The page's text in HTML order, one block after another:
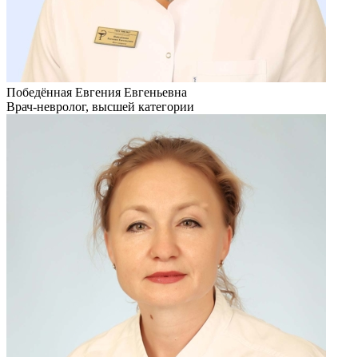
Победённая Евгения Евгеньевна
Врач-невролог, высшей категории